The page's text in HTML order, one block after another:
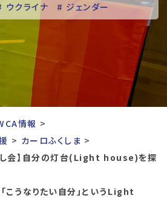
ウクライナ # ジェンダー
バーチャル訪問
# 人権 # 国際協力
# 地域YWCA
東日本大震災被災者支援
# 若い女性のリーダーシップ
情報
カーロふくしま
し会】自分の灯台(Light house)を探
こうなりたい自分」というLight